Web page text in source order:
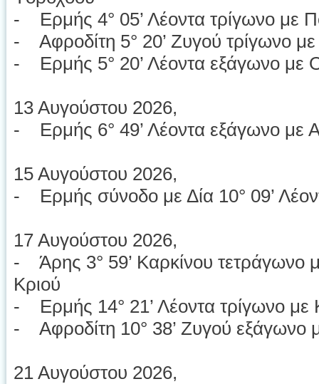
- Ερμής 4° 05’ Λέοντα τρίγωνο με
- Αφροδίτη 5° 20’ Ζυγού τρίγωνο
- Ερμής 5° 20’ Λέοντα εξάγωνο με
13 Αυγούστου 2026,
- Ερμής 6° 49’ Λέοντα εξάγωνο με
15 Αυγούστου 2026,
- Ερμής σύνοδο με Δία 10° 09’
17 Αυγούστου 2026,
- Άρης 3° 59’ Καρκίνου τετράγωνο
Κριού
- Ερμής 14° 21’ Λέοντα τρίγωνο με
- Αφροδίτη 10° 38’ Ζυγού εξάγωνο
21 Αυγούστου 2026,